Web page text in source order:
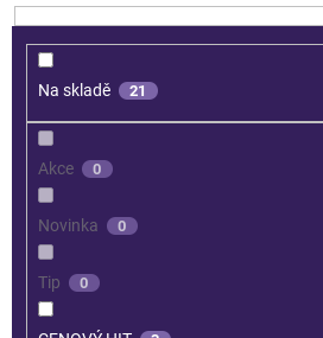
Na skladě 21
Akce 0
Novinka 0
Tip 0